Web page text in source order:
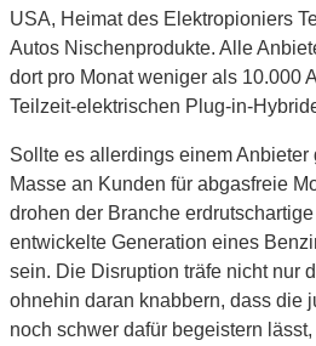
USA, Heimat des Elektropioniers
Autos Nischenprodukte. Alle
dort pro Monat weniger als 10.000
Teilzeit-elektrischen Plug-in-
Sollte es allerdings einem
Masse an Kunden für abgasfreie
drohen der Branche
entwickelte Generation eines
sein. Die Disruption träfe nicht nur
ohnehin daran knabbern, dass die
noch schwer dafür begeistern